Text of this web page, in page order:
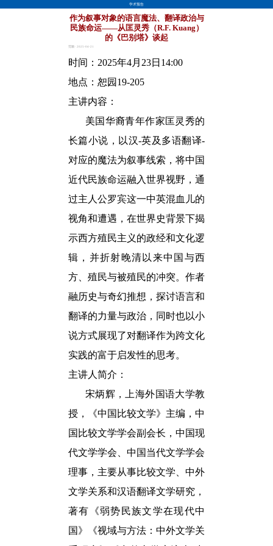
学术预告
作为叙事对象的语言魔法、翻译政治与
民族命运——从匡灵秀（R.F. Kuang）
的《巴别塔》谈起
范颖 · 2025-04-21
时间：2025年4月23日14:00
地点：恕园19-205
主讲内容：
美国华裔青年作家匡灵秀的
长篇小说，以汉-英及多语翻译-
对应的魔法为叙事线索，将中国
近代民族命运融入世界视野，通
过主人公罗宾这一中英混血儿的
视角和遭遇，在世界史背景下揭
示西方殖民主义的政经和文化逻
辑，并折射晚清以来中国与西
方、殖民与被殖民的冲突。作者
融历史与奇幻推想，探讨语言和
翻译的力量与政治，同时也以小
说方式展现了对翻译作为跨文化
实践的富于启发性的思考。
主讲人简介：
宋炳辉，上海外国语大学教
授，《中国比较文学》主编，中
国比较文学学会副会长，中国现
代文学学会、中国当代文学学会
理事，主要从事比较文学、中外
文学关系和汉语翻译文学研究，
著有《弱势民族文学在现代中
国》《视域与方法：中外文学关